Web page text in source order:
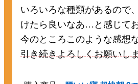
いろいろな種類があるので
けたら良いなあ…と感じてお
今のところこのような感想
引き続きよろしくお願いし